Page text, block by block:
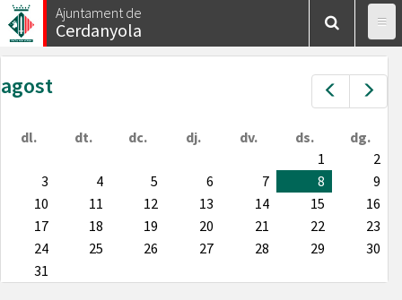
Vés
al
contingut
Ajuntament de
Cerdanyola
Prev
agost
dl. dt. dc. dj. dv. ds.
dg.
1
2
3
4 5 6 7 8
9
10
11 12 13 14 15
16
17
18 19 20 21 22
23
24
25 26 27 28 29
30
31